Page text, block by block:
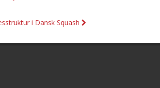
i Dansk Squash